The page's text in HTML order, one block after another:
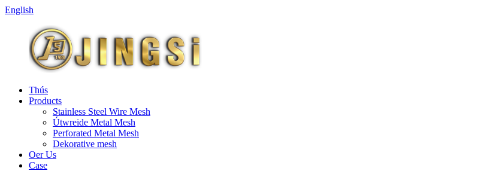
English
Thús
Products
Stainless Steel Wire Mesh
Útwreide Metal Mesh
Perforated Metal Mesh
Dekorative mesh
Oer Us
Case